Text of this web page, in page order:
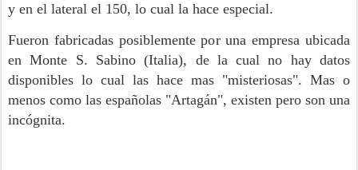
y en el lateral el 150, lo cual la hace especial.
Fueron fabricadas posiblemente por una empresa ubicada
en Monte S. Sabino (Italia), de la cual no hay datos
disponibles lo cual las hace mas "misteriosas". Mas o
menos como las españolas "Artagán", existen pero son una
incógnita.